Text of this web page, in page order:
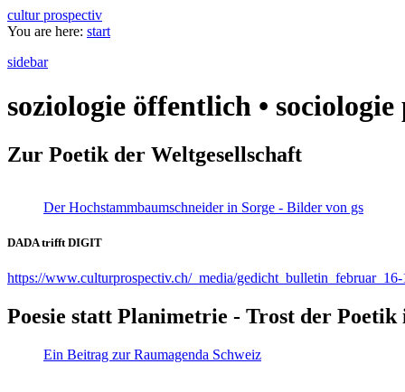
cultur prospectiv
You are here: start
sidebar
soziologie öffentlich •
Zur Poetik der Weltgesellschaft
Der Hochstammbaumschneider in Sorge - Bilder von gs
DADA trifft DIGIT
https://www.culturprospectiv.ch/_media/
Poesie statt Planimetrie - Trost der
Ein Beitrag zur Raumagenda Schweiz